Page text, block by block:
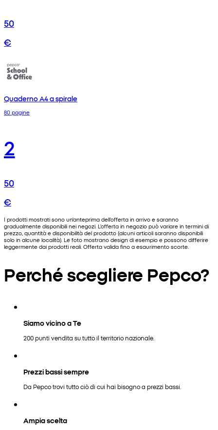
50
€
Quaderno A4 a spirale
80 pagine
2
50
€
I prodotti mostrati sono un'anteprima dell'offerta in arrivo e saranno
gradualmente disponibili nei negozi. L'offerta in negozio può variare in termini di
prezzo, quantità e disponibilità del prodotto (alcuni articoli saranno disponibili
solo in alcune località). Le foto mostrano design di esempio e possono differire
leggermente dai prodotti reali. Offerta valida fino a esaurimento scorte.
Perché scegliere Pepco?
Siamo vicino a Te
200 punti vendita su tutto il territorio nazionale.
Prezzi bassi sempre
Da Pepco trovi tutto ciò di cui hai bisogno a prezzi bassi.
Ampia scelta